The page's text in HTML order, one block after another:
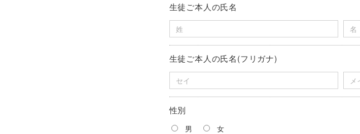
生徒ご本人の氏名
生徒ご本人の氏名(フリガナ)
性別
男 女